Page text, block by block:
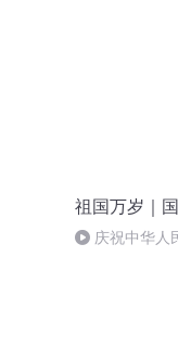
祖国万岁｜
庆祝中华人